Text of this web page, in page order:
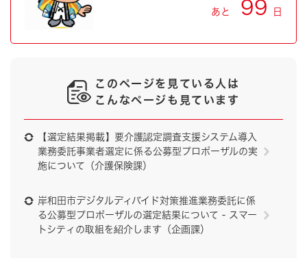
あと 99 日
このページを見ている人は
こんなページも見ています
【選定結果掲載】要介護認定調査支援システム導入
業務委託事業者選定に係る公募型プロポーザルの実
施について（介護保険課）
岸和田市デジタルディバイド対策推進業務委託に係
る公募型プロポーザルの選定結果について - スマー
トシティの取組を紹介します（企画課）